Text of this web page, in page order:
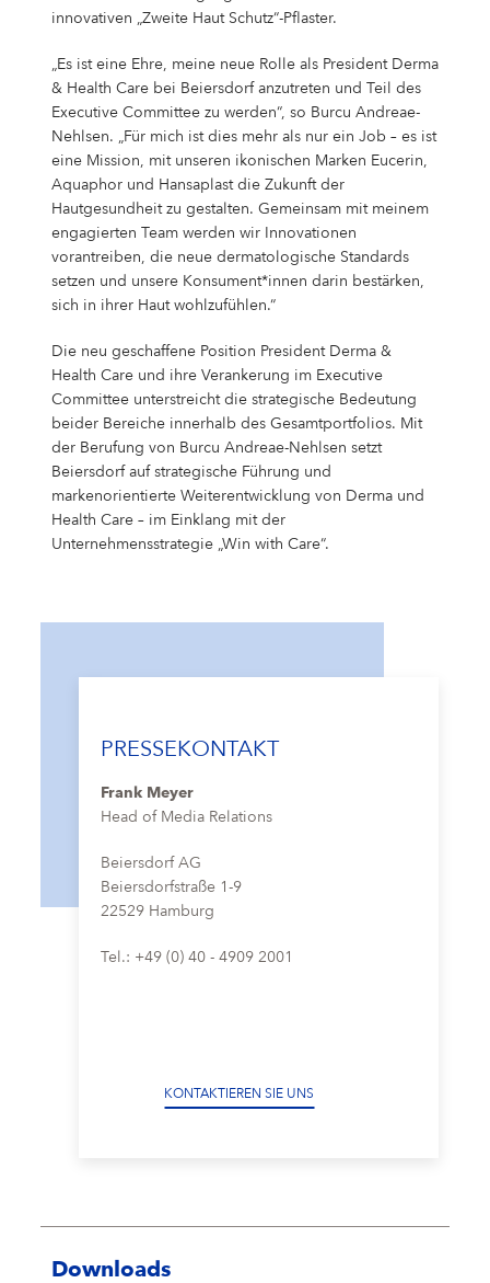
innovativen „Zweite Haut Schutz“-Pflaster.
„Es ist eine Ehre, meine neue Rolle als President Derma
& Health Care bei Beiersdorf anzutreten und Teil des
Executive Committee zu werden“, so Burcu Andreae-
Nehlsen. „Für mich ist dies mehr als nur ein Job – es ist
eine Mission, mit unseren ikonischen Marken Eucerin,
Aquaphor und Hansaplast die Zukunft der
Hautgesundheit zu gestalten. Gemeinsam mit meinem
engagierten Team werden wir Innovationen
vorantreiben, die neue dermatologische Standards
setzen und unsere Konsument*innen darin bestärken,
sich in ihrer Haut wohlzufühlen.“
Die neu geschaffene Position President Derma &
Health Care und ihre Verankerung im Executive
Committee unterstreicht die strategische Bedeutung
beider Bereiche innerhalb des Gesamtportfolios. Mit
der Berufung von Burcu Andreae-Nehlsen setzt
Beiersdorf auf strategische Führung und
markenorientierte Weiterentwicklung von Derma und
Health Care – im Einklang mit der
Unternehmensstrategie „Win with Care“.
PRESSEKONTAKT
Frank Meyer
Head of Media Relations
Beiersdorf AG
Beiersdorfstraße 1-9
22529 Hamburg
Tel.: +49 (0) 40 - 4909 2001
KONTAKTIEREN SIE UNS
Downloads